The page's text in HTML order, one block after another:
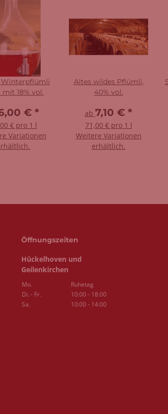
Winterpflümli
mit 18% vol.
€ *
€ pro 1 l
Variationen
Altes wildes Pflümli,
40% vol.
ab 7,10 € *
71,00 € pro 1 l
Weitere Variationen
erhältlich.
Öffnungszeiten
Hückelhoven und
Geilenkirchen
Mo.
Ruhetag
Di. - Fr.
10:00 - 18:00
Sa.
10:00 - 14:00